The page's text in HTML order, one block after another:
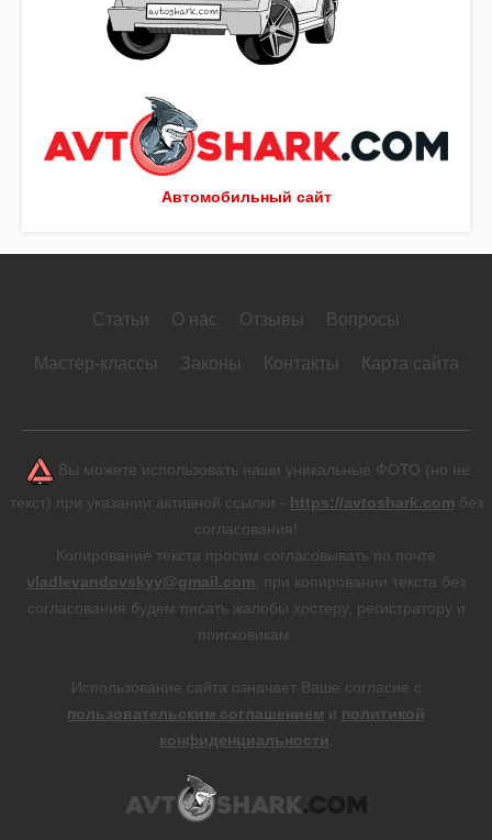
Автомобильный сайт
Статьи О нас Отзывы Вопросы
Мастер-классы Законы Контакты Карта сайта
Вы можете использовать наши уникальные ФОТО (но не
текст) при указании активной ссылки - https://avtoshark.com без
согласования!
Копирование текста просим согласовывать по почте
vladlevandovskyy@gmail.com , при копировании текста без
согласования будем писать жалобы хостеру, регистратору и
поисковикам.
Использование сайта означает Ваше согласие с
пользовательским соглашением и политикой
конфиденциальности